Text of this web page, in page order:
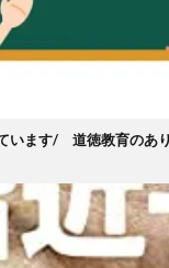
います/ 道徳教育のあ